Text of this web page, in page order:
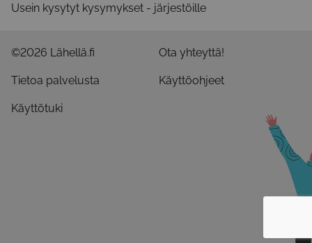
Usein kysytyt kysymykset - järjestöille
©2026 Lähellä.fi Ota yhteyttä!
Tietoa palvelusta Käyttöohjeet
Käyttötuki